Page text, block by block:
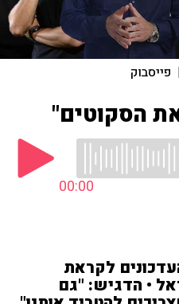
פייסבוק
הסקוטים"
00:00
לקראת
• הדגיש: "גם